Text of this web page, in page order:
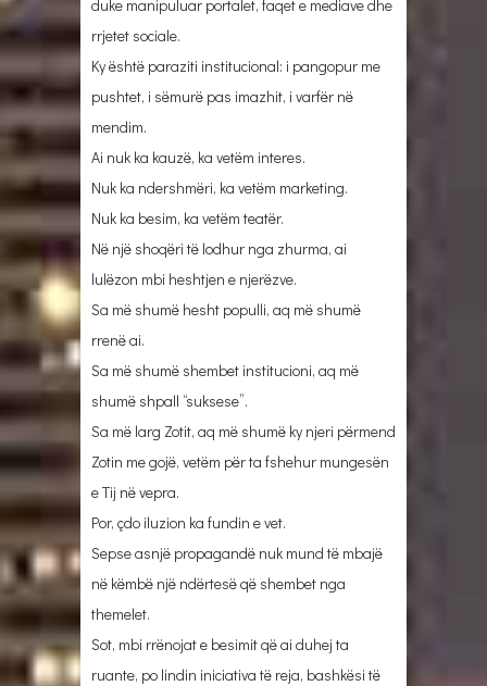
duke manipuluar portalet, faqet e mediave dhe
rrjetet sociale.
Ky është paraziti institucional: i pangopur me
pushtet, i sëmurë pas imazhit, i varfër në
mendim.
Ai nuk ka kauzë, ka vetëm interes.
Nuk ka ndershmëri, ka vetëm marketing.
Nuk ka besim, ka vetëm teatër.
Në një shoqëri të lodhur nga zhurma, ai
lulëzon mbi heshtjen e njerëzve.
Sa më shumë hesht populli, aq më shumë
rrenë ai.
Sa më shumë shembet institucioni, aq më
shumë shpall “suksese”.
Sa më larg Zotit, aq më shumë ky njeri përmend
Zotin me gojë, vetëm për ta fshehur mungesën
e Tij në vepra.
Por, çdo iluzion ka fundin e vet.
Sepse asnjë propagandë nuk mund të mbajë
në këmbë një ndërtesë që shembet nga
themelet.
Sot, mbi rrënojat e besimit që ai duhej ta
ruante, po lindin iniciativa të reja, bashkësi të